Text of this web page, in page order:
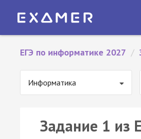
ЕГЭ по информатике 2027 /
Информатика
Задание 1 из